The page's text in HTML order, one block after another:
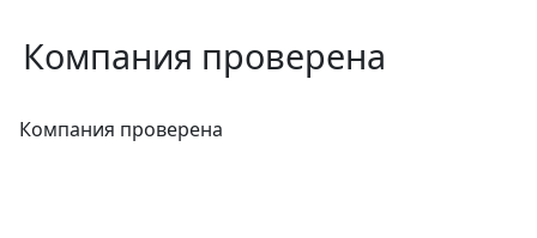
Компания проверена
Компания проверена